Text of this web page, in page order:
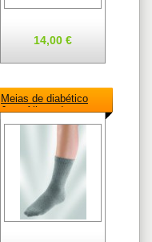
14,00 €
Meias de diabético
Juzo Allround